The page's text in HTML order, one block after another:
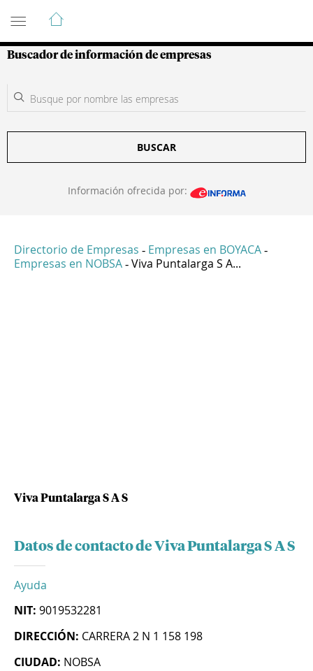
Guía de Empresas Colombianas
Buscador de información de empresas
BUSCAR
Información ofrecida por:
Directorio de Empresas - Empresas en BOYACA -
Empresas en NOBSA - Viva Puntalarga S A...
Viva Puntalarga S A S
Datos de contacto de Viva Puntalarga S A S
Ayuda
NIT: 9019532281
DIRECCIÓN: CARRERA 2 N 1 158 198
CIUDAD: NOBSA